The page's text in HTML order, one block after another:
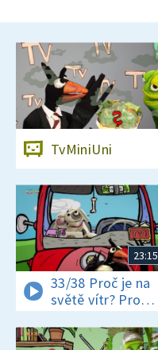
TvMiniUni
23:15
33/38 Proč je na
světě vítr? Proč
jsou někteří hadi
jedovatí?